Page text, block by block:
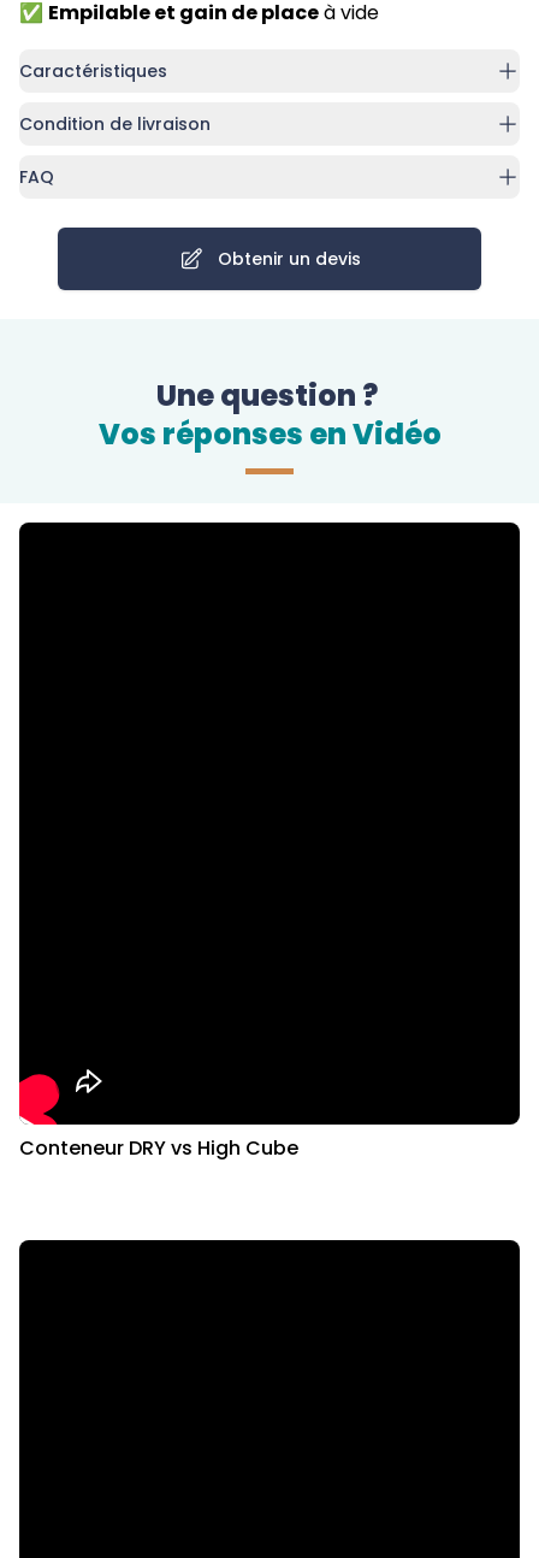
✅ Empilable et gain de placeà vide
Caractéristiques
Condition de livraison
FAQ
Obtenir un devis
Une question ?
Vos réponses en Vidéo
Conteneur DRY vs High Cube